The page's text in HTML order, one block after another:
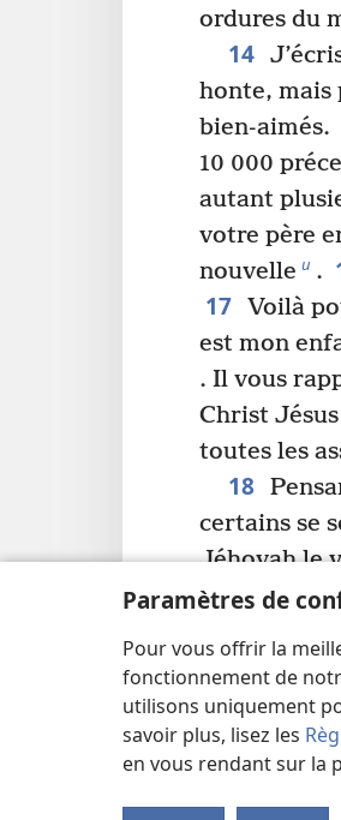
Paramètres de
Pour vous offrir la
fonctionnement de
utilisons uniquement
savoir plus, lisez les
en vous rendant sur la
ordures du
14
honte, mais
bien-aimés.
10 000
autant
votre père
nouvelle u .
17 Voilà
est mon
. Il vous
Christ Jésus
toutes les
18
certains se
Jéhovah le
le royaume
paroles,
Que je
avec amour